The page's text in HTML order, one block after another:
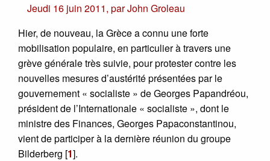
Jeudi 16 juin 2011, parJohn Groleau
Hier, de nouveau, la Grèce a connu une forte
mobilisation populaire, en particulier à travers une
grève générale très suivie, pour protester contre les
nouvelles mesures d’austérité présentées par le
gouvernement « socialiste » de Georges Papandréou,
président de l’Internationale « socialiste », dont le
ministre des Finances, Georges Papaconstantinou,
vient de participer à la dernière réunion du groupe
Bilderberg [1].